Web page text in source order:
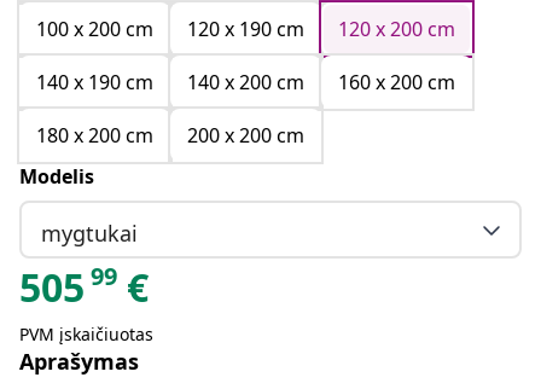
100 x 200 cm
120 x 190 cm
120 x 200 cm
140 x 190 cm
140 x 200 cm
160 x 200 cm
180 x 200 cm
200 x 200 cm
Modelis
mygtukai
505 99 €
PVM įskaičiuotas
Aprašymas